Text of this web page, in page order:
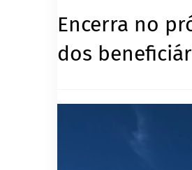
Encerra no
dos